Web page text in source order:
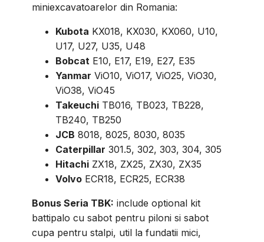
miniexcavatoarelor din Romania:
Kubota KX018, KX030, KX060, U10,
U17, U27, U35, U48
Bobcat E10, E17, E19, E27, E35
Yanmar ViO10, ViO17, ViO25, ViO30,
ViO38, ViO45
TakeuchiTB016, TB023, TB228,
TB240, TB250
JCB 8018, 8025, 8030, 8035
Caterpillar 301.5, 302, 303, 304, 305
HitachiZX18, ZX25, ZX30, ZX35
VolvoECR18, ECR25, ECR38
Bonus Seria TBK: include optional kit
battipalo cu sabot pentru piloni si sabot
cupa pentru stalpi, util la fundatii mici,